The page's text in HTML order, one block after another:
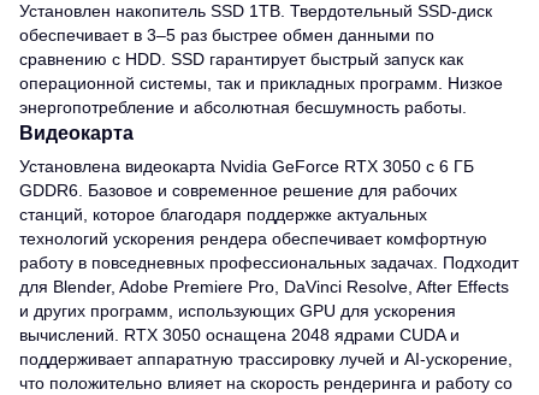
Установлен накопитель SSD 1TB. Твердотельный SSD-диск
обеспечивает в 3–5 раз быстрее обмен данными по
сравнению с HDD. SSD гарантирует быстрый запуск как
операционной системы, так и прикладных программ. Низкое
энергопотребление и абсолютная бесшумность работы.
Видеокарта
Установлена видеокарта Nvidia GeForce RTX 3050 с 6 ГБ
GDDR6. Базовое и современное решение для рабочих
станций, которое благодаря поддержке актуальных
технологий ускорения рендера обеспечивает комфортную
работу в повседневных профессиональных задачах. Подходит
для Blender, Adobe Premiere Pro, DaVinci Resolve, After Effects
и других программ, использующих GPU для ускорения
вычислений. RTX 3050 оснащена 2048 ядрами CUDA и
поддерживает аппаратную трассировку лучей и AI-ускорение,
что положительно влияет на скорость рендеринга и работу со